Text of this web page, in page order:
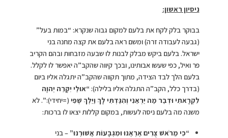
ניסיון ראשון:
בבוקר בלק לקח את בלעם למקום גבוה שנקרא: “במות בעל”
(גבעה לעבודה זרה) ומשם ראה בלעם את קצה מחנה בני
ישראל. בלעם ביקש מבלק לבנות לו שבעה מזבחות ובהם הקריב
פר ואיל, כפי שעשו אבותינו, ובכך קיווה שהקב”ה יאפשר לו לקלל.
בלעם הלך לבד הצידה, מתוך תקווה שהקב”ה יתגלה אליו ביום
(בדרך כלל, הקב”ה התגלה אליו בלילה):“אוּלַי יִקָּרֵה יְהוָה
לִקְרָאתִי וּדְבַר מַה יַּרְאֵנִי וְהִגַּדְתִּי לָךְ וַיֵּלֶךְ שֶׁפִי (=יחידי)׃”. לא
משנה מה בלעם ניסה לעשות, במקום קללות יצאו לו ברכות:
“כִּי מֵרֹאשׁ צֻרִים אֶרְאֶנּוּ וּמִגְּבָעוֹת אֲשׁוּרֶנּוּ”– בני